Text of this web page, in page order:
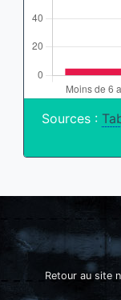
Sources :
Retour au site